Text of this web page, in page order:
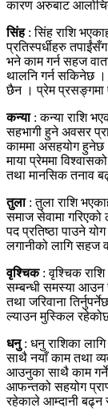
कारण अरुबाट
सिंह: सिंह राशि
प्रतिस्पर्धीहरु
भने काम गर्न सहज
थालनि गर्न सकिनेछ ।
छैन । प्रेम प्रसङ्गमा
कन्या: कन्या राशि
सहभागी हुने अवसर
काममा असहयोग हुनेछ
माया प्रेममा
तथा मानसिक तनाव
तुला: तुला राशि
समाज सेवामा
पद प्रतिष्ठा पाउने
लगानीको लागि सहज
वृश्चिक: वृश्चिक
सम्बन्धी समस्या
तथा जरिवाना
ल्याउन मुस्किल
धनु: धनु राशिका
साथै नयाँ काम तथा
आउनुका साथै काम
आफन्तको सहयोग
रहेकाले आम्दानी बढ्न